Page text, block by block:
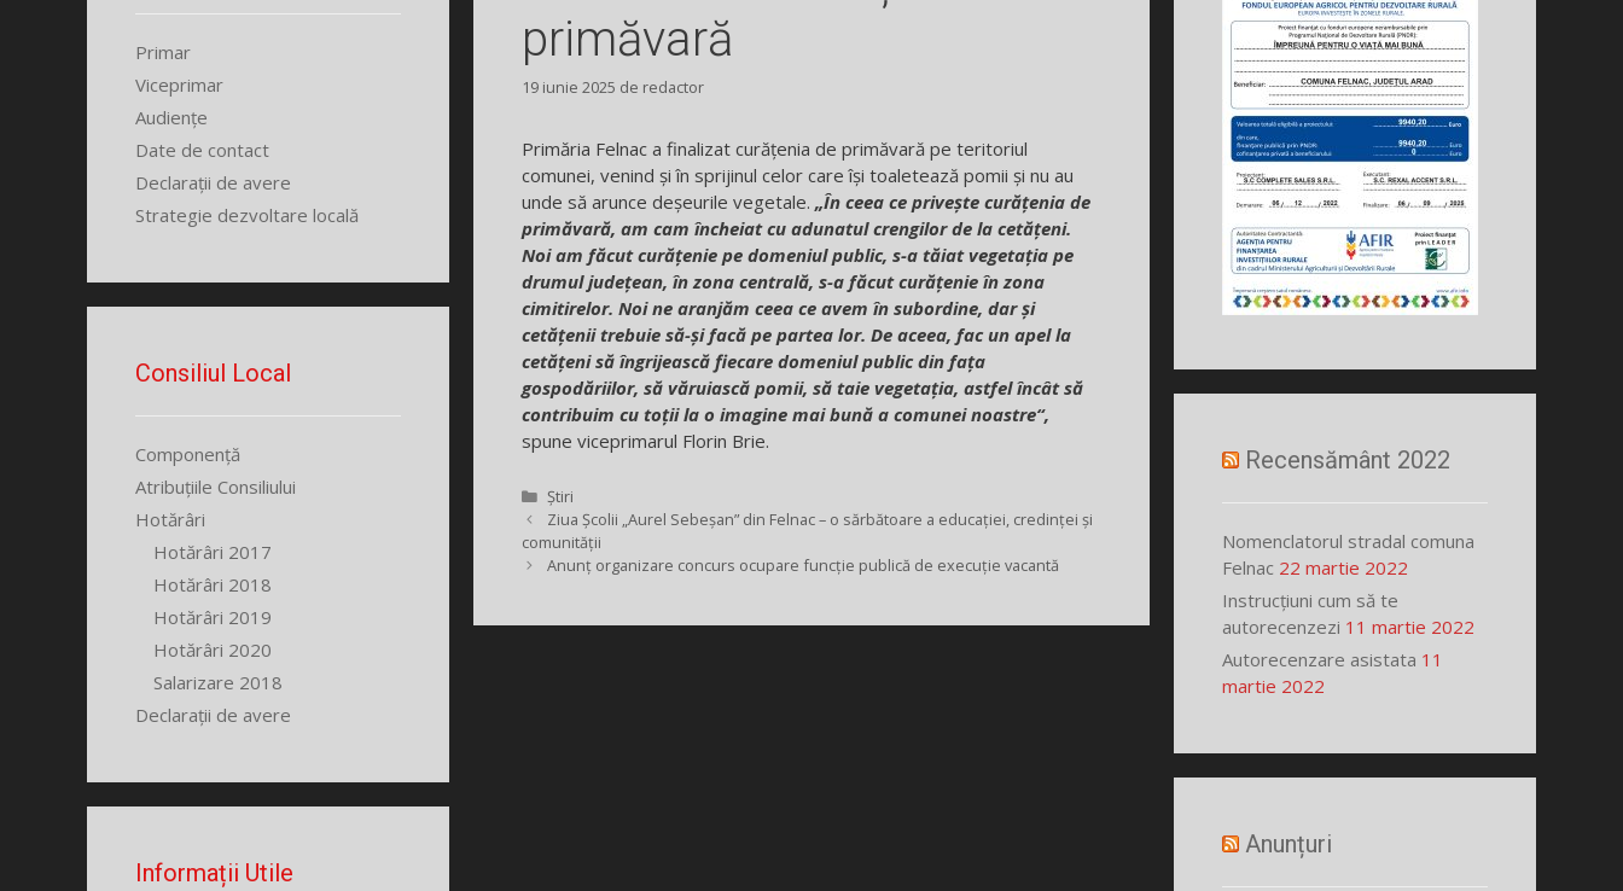
primăvară
19 iunie 2025 de redactor
Primăria Felnac a finalizat curățenia de primăvară pe teritoriul
comunei, venind și în sprijinul celor care își toaletează pomii și nu au
unde să arunce deșeurile vegetale. „În ceea ce privește curățenia de
primăvară, am cam încheiat cu adunatul crengilor de la cetățeni.
Noi am făcut curățenie pe domeniul public, s-a tăiat vegetația pe
drumul județean, în zona centrală, s-a făcut curățenie în zona
cimitirelor. Noi ne aranjăm ceea ce avem în subordine, dar și
cetățenii trebuie să-și facă pe partea lor. De aceea, fac un apel la
cetățeni să îngrijească fiecare domeniul public din fața
gospodăriilor, să văruiască pomii, să taie vegetația, astfel încât să
contribuim cu toții la o imagine mai bună a comunei noastre“,
spune viceprimarul Florin Brie.
Categorii
Știri
Ziua Școlii „Aurel Sebeșan” din Felnac – o sărbătoare a educației, credinței și
comunității
Anunț organizare concurs ocupare funcție publică de execuție vacantă
Primar
Viceprimar
Audiențe
Date de contact
Declarații de avere
Strategie dezvoltare locală
Consiliul Local
Componență
Atribuțiile Consiliului
Hotărâri
Hotărâri 2017
Hotărâri 2018
Hotărâri 2019
Hotărâri 2020
Salarizare 2018
Declarații de avere
Informații Utile
Recensământ 2022
Nomenclatorul stradal comuna
Felnac 22 martie 2022
Instrucțiuni cum să te
autorecenzezi 11 martie 2022
Autorecenzare asistata 11
martie 2022
Anunțuri